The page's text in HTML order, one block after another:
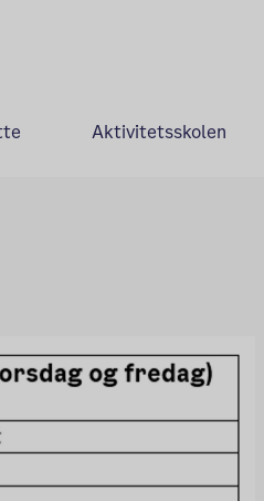
Aktivitetsskolen